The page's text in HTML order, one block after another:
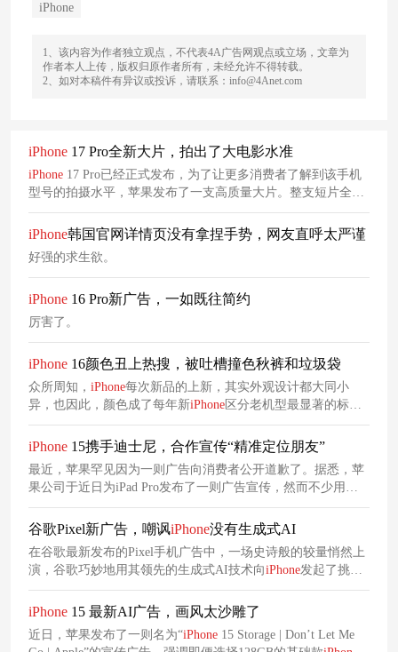
iPhone
1、该内容为作者独立观点，不代表4A广告网观点或立场，文章为
作者本人上传，版权归原作者所有，未经允许不得转载。
2、如对本稿件有异议或投诉，请联系：info@4Anet.com
iPhone 17 Pro全新大片，拍出了大电影水准
iPhone 17 Pro已经正式发布，为了让更多消费者了解到该手机
型号的拍摄水平，苹果发布了一支高质量大片。整支短片全程
采用慢动作呈现，将多个大片拍摄场景中的细节无限放大，激
烈的画面与舒缓的乡村音乐BGM形成趣味反差，极为巧妙地呈
17 Pro轻松应对各种拍摄需求的卖点。
iPhone韩国官网详情页没有拿捏手势，网友直呼太严谨
好强的求生欲。
iPhone 16 Pro新广告，一如既往简约
厉害了。
iPhone 16颜色丑上热搜，被吐槽撞色秋裤和垃圾袋
众所周知， iPhone每次新品的上新，其实外观设计都大同小
异，也因此，颜色成了每年新iPhone 区分老机型最显著的标
志。这也是为什么大家常常调侃新款iPhone“科技以换壳为
本”。
iPhone 15携手迪士尼，合作宣传“精准定位朋友”
最近，苹果罕见因为一则广告向消费者公开道歉了。据悉，苹
果公司于近日为iPad Pro发布了一则广告宣传，然而不少用
户、媒体，尤其是艺术圈人士都对该视频表达不满。在不久之
前，他们又发布了一支全新的
iPhone15宣传广告。今年的纪念
日，苹果公司与迪士尼携手合作，共同打造了一支以星球大战
为主题的广告，旨在宣传 iPhone15的“Precision Finding”功能。
然而，在iPhone15的定位分享和精准寻找功能的帮助下，他最
终成功与朋友们汇合。
谷歌Pixel新广告，嘲讽iPhone没有生成式AI
在谷歌最新发布的Pixel手机广告中，一场史诗般的较量悄然上
演，谷歌巧妙地用其领先的生成式AI技术向iPhone发起了挑
战。广告中，Pixel手机以其出色的生成式AI技术为核心，通过
一系列生动的场景和实例，向观众展示了其独特的魅力和优
iPhone 则显得有些力不从心，其在这方面的表
现与Pixel手机相去甚远。许多网友纷纷表示，谷歌的这次广告
iPhone 15 最新AI广告，画风太沙雕了
近日，苹果发布了一则名为“iPhone 15 Storage | Don’t Let Me